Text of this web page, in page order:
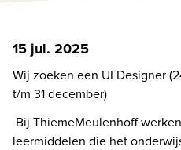
15 jul. 2025
Wij zoeken een UI Designer
t/m 31 december)
Bij ThiemeMeulenhoff
leermiddelen die het